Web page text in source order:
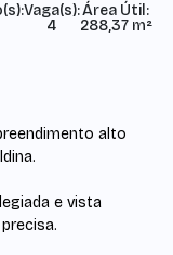
4
Área Útil:
288,37 m²
alto
e vista